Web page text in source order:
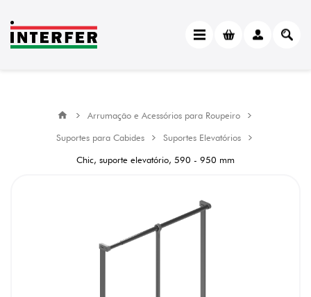
Arrumação e Acessórios para Roupeiro
Suportes para Cabides
Suportes Elevatórios
Chic, suporte elevatório, 590 - 950 mm